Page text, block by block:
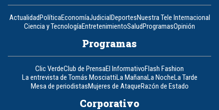
ActualidadPolíticaEconomíaJudicialDeportesNuestra Tele Internacional
Ciencia y TecnologíaEntretenimientoSaludProgramasOpinión
Programas
Clic VerdeClub de PrensaEl InformativoFlash Fashion
La entrevista de Tomás MosciattiLa MañanaLa NocheLa Tarde
Mesa de periodistasMujeres de AtaqueRazón de Estado
Corporativo